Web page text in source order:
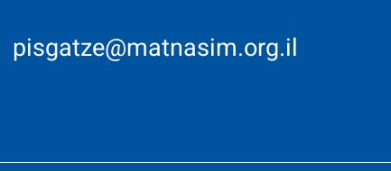
pisgatze@matnasim.org.il